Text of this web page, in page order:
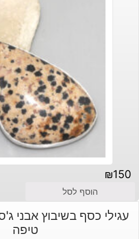
₪150
הוסף לסל
עגילי כסף בשיבוץ אבני
טיפה